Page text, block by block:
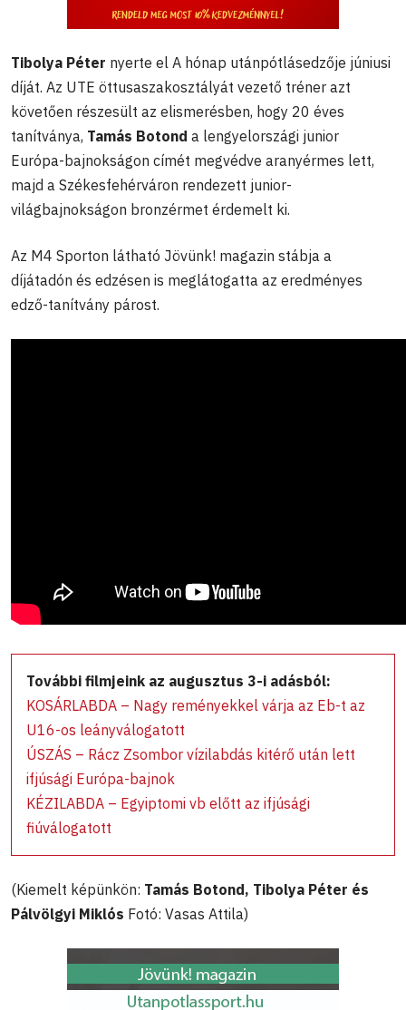
Tibolya Péter nyerte el A hónap utánpótlásedzője júniusi
díját. Az UTE öttusaszakosztályát vezető tréner azt
követően részesült az elismerésben, hogy 20 éves
tanítványa, Tamás Botond a lengyelországi junior
Európa-bajnokságon címét megvédve aranyérmes lett,
majd a Székesfehérváron rendezett junior-
világbajnokságon bronzérmet érdemelt ki.
Az M4 Sporton látható Jövünk! magazin stábja a
díjátadón és edzésen is meglátogatta az eredményes
edző-tanítvány párost.
További filmjeink az augusztus 3-i adásból:
KOSÁRLABDA – Nagy reményekkel várja az Eb-t az
U16-os leányválogatott
ÚSZÁS – Rácz Zsombor vízilabdás kitérő után lett
ifjúsági Európa-bajnok
KÉZILABDA – Egyiptomi vb előtt az ifjúsági
fiúválogatott
(Kiemelt képünkön: Tamás Botond, Tibolya Péter és
Pálvölgyi Miklós Fotó: Vasas Attila)